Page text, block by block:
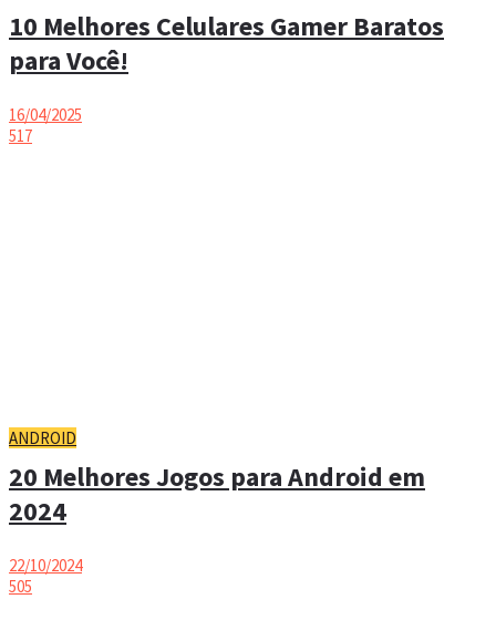
10 Melhores Celulares Gamer Baratos
para Você!
16/04/2025
517
ANDROID
20 Melhores Jogos para Android em
2024
22/10/2024
505